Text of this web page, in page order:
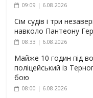
09:09 | 6.08.2026
Сім судів і три
навколо Пантеону
08:33 | 6.08.2026
Майже 10 годин під
поліцейський із
бою
08:00 | 6.08.2026